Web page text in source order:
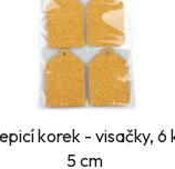
korek - visačky, 6
5 cm